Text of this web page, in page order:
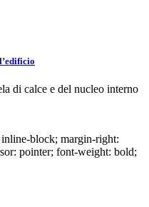
di calce e del nucleo interno
block; margin-right:
pointer; font-weight: bold;